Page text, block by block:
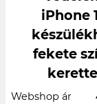
iPhone
fekete
kerettel
Webshop ár